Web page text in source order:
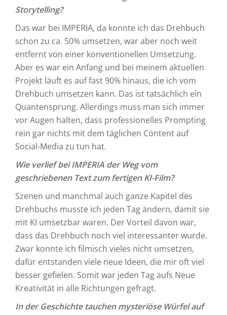
Storytelling?
Das war bei IMPERIA, da konnte ich das Drehbuch
schon zu ca. 50% umsetzen, war aber noch weit
entfernt von einer konventionellen Umsetzung.
Aber es war ein Anfang und bei meinem aktuellen
Projekt läuft es auf fast 90% hinaus, die ich vom
Drehbuch umsetzen kann. Das ist tatsächlich ein
Quantensprung. Allerdings muss man sich immer
vor Augen halten, dass professionelles Prompting
rein gar nichts mit dem täglichen Content auf
Social-Media zu tun hat.
Wie verlief bei IMPERIA der Weg vom
geschriebenen Text zum fertigen KI-Film?
Szenen und manchmal auch ganze Kapitel des
Drehbuchs musste ich jeden Tag ändern, damit sie
mit KI umsetzbar waren. Der Vorteil davon war,
dass das Drehbuch noch viel interessanter wurde.
Zwar konnte ich filmisch vieles nicht umsetzen,
dafür entstanden viele neue Ideen, die mir oft viel
besser gefielen. Somit war jeden Tag aufs Neue
Kreativität in alle Richtungen gefragt.
In der Geschichte tauchen mysteriöse Würfel auf